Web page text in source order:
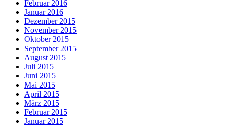
Februar 2016
Januar 2016
Dezember 2015
November 2015
Oktober 2015
September 2015
August 2015
Juli 2015
Juni 2015
Mai 2015
April 2015
März 2015
Februar 2015
Januar 2015